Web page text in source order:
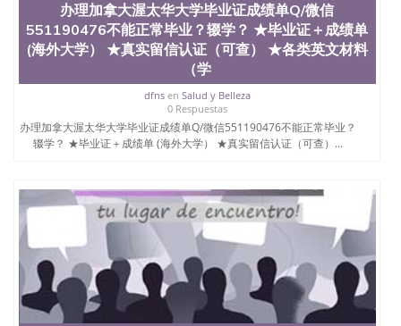
办理加拿大渥太华大学毕业证成绩单Q/微信
551190476不能正常毕业？辍学？ ★毕业证＋成绩单
(海外大学） ★真实留信认证（可查） ★各类英文材料
（学
dfnsen Salud y Belleza
0 Respuestas
办理加拿大渥太华大学毕业证成绩单Q/微信551190476不能正常毕业？
辍学？ ★毕业证＋成绩单 (海外大学） ★真实留信认证（可查）...